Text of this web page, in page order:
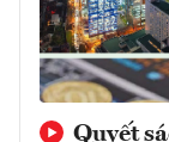
Quyết